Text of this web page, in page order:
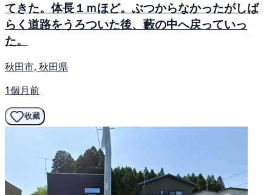
てきた。体長１ｍほど。ぶつからなかったがしば
らく道路をうろついた後、藪の中へ戻っていっ
た。
秋田市, 秋田県
1個月前
收藏